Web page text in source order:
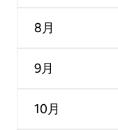
8月
9月
10月